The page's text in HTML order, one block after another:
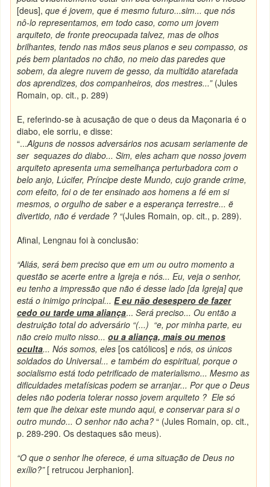
[deus], que é jovem, que é mesmo futuro...sim... que nós
nô-lo representamos, em todo caso, como um jovem
arquiteto, de fronte preocupada talvez, mas de olhos
brilhantes, tendo nas mãos seus planos e seu compasso, os
pés bem plantados no chão, no meio das paredes que
sobem, da alegre nuvem de gesso, da multidão atarefada
dos aprendizes, dos companheiros, dos mestres...”(Jules
Romain, op. cit., p. 289)
E, referindo-se à acusação de que o deus da Maçonaria é o
diabo, ele sorriu, e disse:
“...Alguns de nossos adversários nos acusam seriamente de
ser sequazes do diabo... Sim, eles acham que nosso jovem
arquiteto apresenta uma semelhança perturbadora com o
belo anjo, Lúcifer, Príncipe deste Mundo, cujo grande crime,
com efeito, foi o de ter ensinado aos homens a fé em si
mesmos, o orgulho de saber e a esperança terrestre... ë
divertido, não é verdade ? “(Jules Romain, op. cit., p. 289).
Afinal, Lengnau foi à conclusão:
“Aliás, será bem preciso que em um ou outro momento a
questão se acerte entre a Igreja e nós... Eu, veja o senhor,
eu tenho a impressão que não é desse lado [da Igreja] que
está o inimigo principal...E eu não desespero de fazer
cedo ou tarde uma aliança...Será preciso... Ou então a
destruição total do adversário “(...) “e, por minha parte, eu
não creio muito nisso...ou a aliança, mais ou menos
oculta... Nós somos, eles [os católicos]e nós, os únicos
soldados do Universal... e também do espiritual, porque o
socialismo está todo petrificado de materialismo... Mesmo as
dificuldades metafísicas podem se arranjar... Por que o Deus
deles não poderia tolerar nosso jovem arquiteto ? Ele só
tem que lhe deixar este mundo aqui, e conservar para si o
outro mundo... O senhor não acha? “ (Jules Romain, op. cit.,
p. 289-290. Os destaques são meus).
“O que o senhor lhe oferece, é uma situação de Deus no
exílio?”[ retrucou Jerphanion].